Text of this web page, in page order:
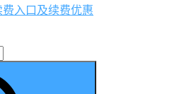
入口及续费优惠